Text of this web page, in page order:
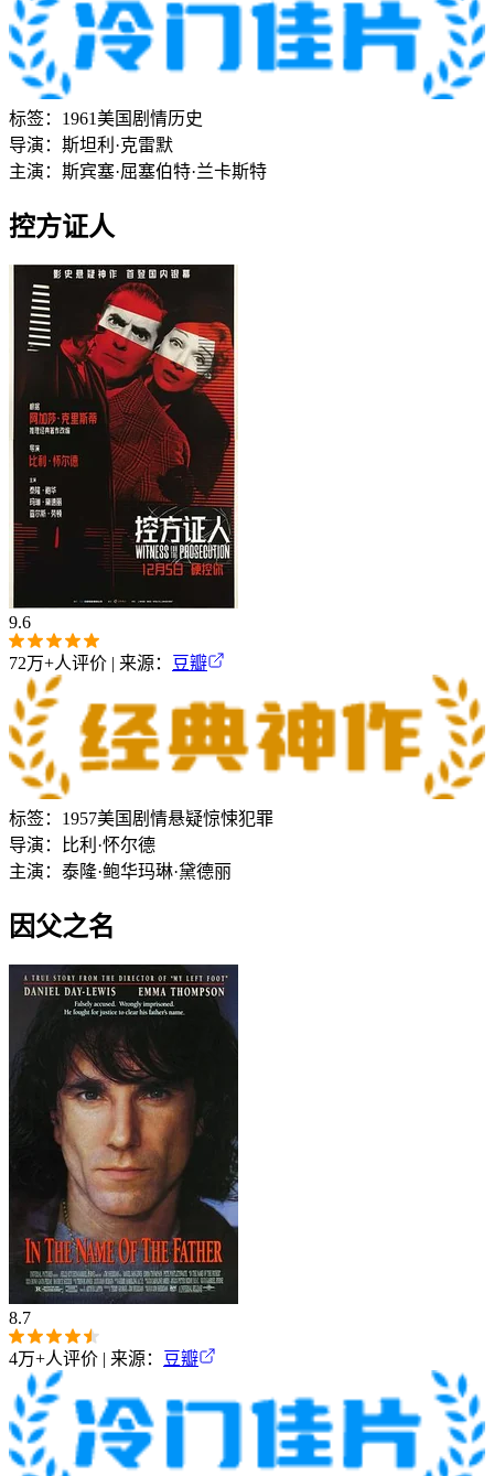
标签： 1961美国 剧情历史
导演： 斯坦利·克雷默
主演： 斯宾塞·屈塞伯特·兰卡斯特
控方证人
9.6
72万+人评价 | 来源： 豆瓣
标签： 1957美国 剧情悬疑惊悚犯罪
导演：
比利·怀尔德
主演： 泰隆·鲍华玛琳·黛德丽
因父之名
8.7
4万+人评价 | 来源： 豆瓣